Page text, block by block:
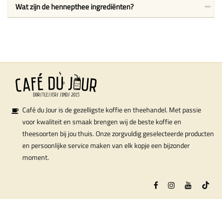
Wat zijn de hennepthee ingrediënten?
Café du Jour is de gezelligste koffie en theehandel. Met passie
voor kwaliteit en smaak brengen wij de beste koffie en
theesoorten bij jou thuis. Onze zorgvuldig geselecteerde producten
en persoonlijke service maken van elk kopje een bijzonder
moment.